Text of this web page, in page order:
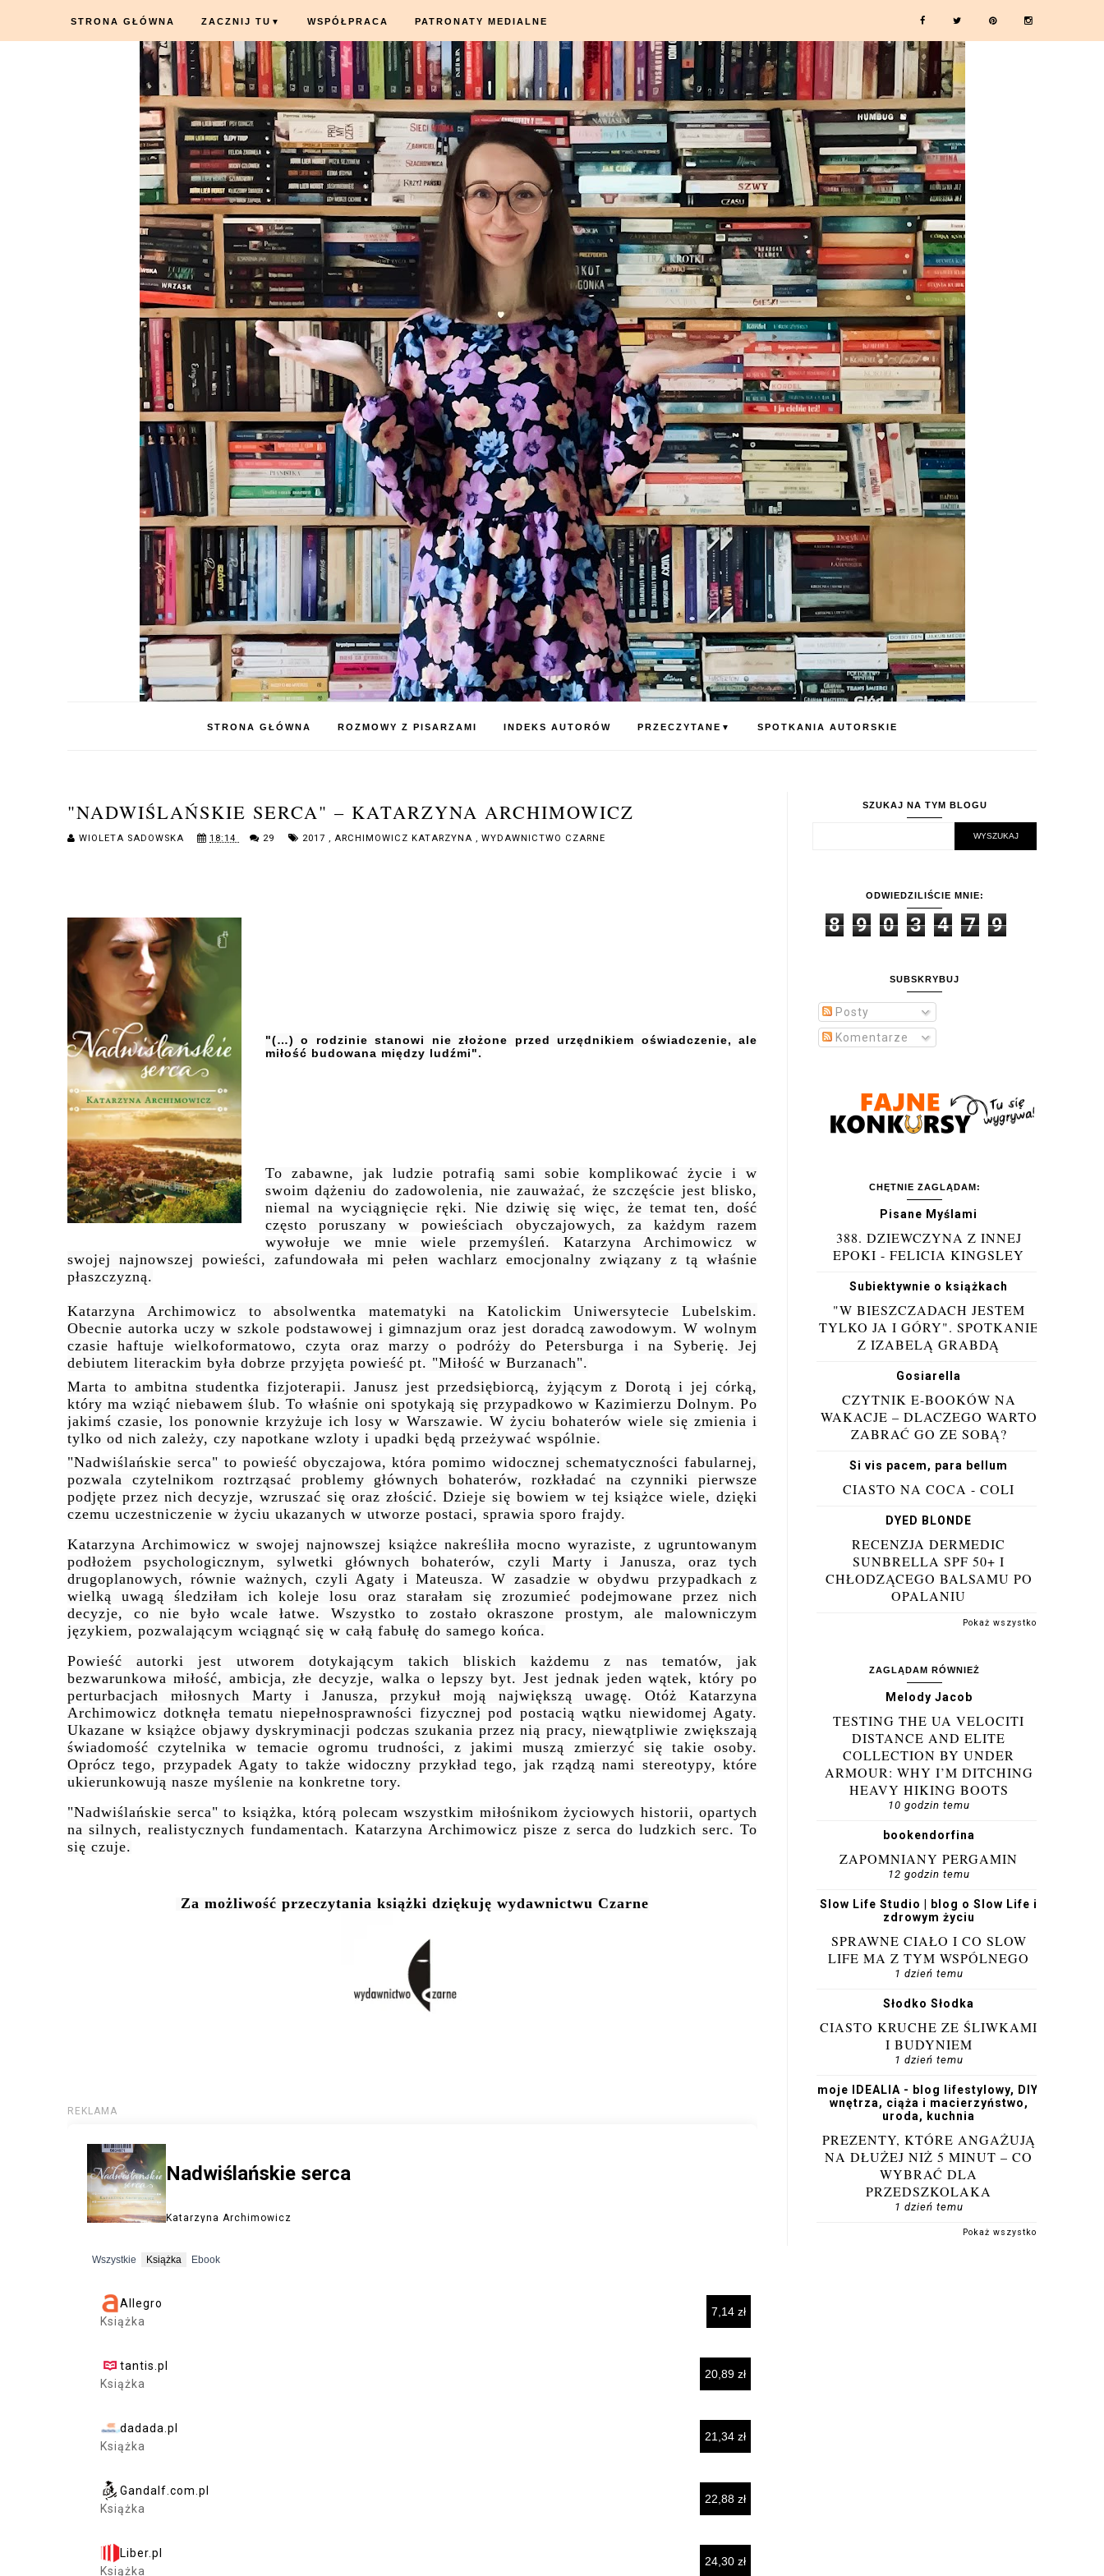
STRONA GŁÓWNA ZACZNIJ TU ▼ WSPÓŁPRACA PATRONATY MEDIALNE
STRONA GŁÓWNA ROZMOWY Z PISARZAMI INDEKS AUTORÓW PRZECZYTANE ▼ SPOTKANIA AUTORSKIE
"NADWIŚLAŃSKIE SERCA" – KATARZYNA ARCHIMOWICZ
WIOLETA SADOWSKA 18:14 29 2017 , ARCHIMOWICZ KATARZYNA , WYDAWNICTWO CZARNE
"(…) o rodzinie stanowi nie złożone przed urzędnikiem oświadczenie, ale
miłość budowana między ludźmi".
To zabawne, jak ludzie potrafią sami sobie komplikować życie i w
swoim dążeniu do zadowolenia, nie zauważać, że szczęście jest blisko,
niemal na wyciągnięcie ręki. Nie dziwię się więc, że temat ten, dość
często poruszany w powieściach obyczajowych, za każdym razem
wywołuje we mnie wiele przemyśleń. Katarzyna Archimowicz w
swojejnajnowszej powieści, zafundowała mi pełen wachlarz emocjonalny związany z tą właśnie
płaszczyzną.
Katarzyna Archimowicz to absolwentka matematyki na Katolickim Uniwersytecie Lubelskim.
Obecnie autorka uczy w szkole podstawowej i gimnazjum oraz jest doradcą zawodowym. W wolnym
czasie haftuje wielkoformatowo, czyta oraz marzy o podróży do Petersburga i na Syberię. Jej
debiutem literackim była dobrze przyjęta powieść pt. "Miłość w Burzanach".
Marta to ambitna studentka fizjoterapii. Janusz jest przedsiębiorcą, żyjącym z Dorotą i jej córką,
który ma wziąć niebawem ślub. To właśnie oni spotykają się przypadkowo w Kazimierzu Dolnym. Po
jakimś czasie, los ponownie krzyżuje ich losy w Warszawie. W życiu bohaterów wiele się zmienia i
tylko od nich zależy, czy napotkane wzloty i upadki będą przeżywać wspólnie.
"Nadwiślańskie serca" to powieść obyczajowa, która pomimo widocznej schematyczności fabularnej,
pozwala czytelnikom roztrząsać problemy głównych bohaterów, rozkładać na czynniki pierwsze
podjęte przez nich decyzje, wzruszać się oraz złościć. Dzieje się bowiem w tej książce wiele, dzięki
czemu uczestniczenie w życiu ukazanych w utworze postaci, sprawia sporo frajdy.
Katarzyna Archimowicz w swojej najnowszej książce nakreśliła mocno wyraziste, z ugruntowanym
podłożem psychologicznym, sylwetki głównych bohaterów, czyli Marty i Janusza, oraz tych
drugoplanowych, równie ważnych, czyli Agaty i Mateusza. W zasadzie w obydwu przypadkach z
wielką uwagą śledziłam ich koleje losu oraz starałam się zrozumieć podejmowane przez nich
decyzje, co nie było wcale łatwe. Wszystko to zostało okraszone prostym, ale malowniczym
językiem, pozwalającym wciągnąć się w całą fabułę do samego końca.
Powieść autorki jest utworem dotykającym takich bliskich każdemu z nas tematów, jak
bezwarunkowa miłość, ambicja, złe decyzje, walka o lepszy byt. Jest jednak jeden wątek, który po
perturbacjach miłosnych Marty i Janusza, przykuł moją największą uwagę. Otóż Katarzyna
Archimowicz dotknęła tematu niepełnosprawności fizycznej pod postacią wątku niewidomej Agaty.
Ukazane w książce objawy dyskryminacji podczas szukania przez nią pracy, niewątpliwie zwiększają
świadomość czytelnika w temacie ogromu trudności, z jakimi muszą zmierzyć się takie osoby.
Oprócz tego, przypadek Agaty to także widoczny przykład tego, jak rządzą nami stereotypy, które
ukierunkowują nasze myślenie na konkretne tory.
"Nadwiślańskie serca" to książka, którą polecam wszystkim miłośnikom życiowych historii, opartych
na silnych, realistycznych fundamentach. Katarzyna Archimowicz pisze z serca do ludzkich serc. To
się czuje.
Za możliwość przeczytania książki dziękuję wydawnictwu Czarne
SZUKAJ NA TYM BLOGU
ODWIEDZILIŚCIE MNIE:
8 9 0 3 4 7 9
SUBSKRYBUJ
Posty
Komentarze
CHĘTNIE ZAGLĄDAM:
Pisane Myślami
388. DZIEWCZYNA Z INNEJ
EPOKI - FELICIA KINGSLEY
Subiektywnie o książkach
"W BIESZCZADACH JESTEM
TYLKO JA I GÓRY". SPOTKANIE
Z IZABELĄ GRABDĄ
Gosiarella
CZYTNIK E-BOOKÓW NA
WAKACJE – DLACZEGO WARTO
ZABRAĆ GO ZE SOBĄ?
Si vis pacem, para bellum
CIASTO NA COCA - COLI
DYED BLONDE
RECENZJA DERMEDIC
SUNBRELLA SPF 50+ I
CHŁODZĄCEGO BALSAMU PO
OPALANIU
Pokaż wszystko
ZAGLĄDAM RÓWNIEŻ
Melody Jacob
TESTING THE UA VELOCITI
DISTANCE AND ELITE
COLLECTION BY UNDER
ARMOUR: WHY I’M DITCHING
HEAVY HIKING BOOTS
10 godzin temu
bookendorfina
ZAPOMNIANY PERGAMIN
12 godzin temu
Slow Life Studio | blog o Slow Life i
zdrowym życiu
SPRAWNE CIAŁO I CO SLOW
LIFE MA Z TYM WSPÓLNEGO
1 dzień temu
Słodko Słodka
CIASTO KRUCHE ZE ŚLIWKAMI
I BUDYNIEM
1 dzień temu
moje IDEALIA - blog lifestylowy, DIY,
wnętrza, ciąża i macierzyństwo,
uroda, kuchnia
PREZENTY, KTÓRE ANGAŻUJĄ
NA DŁUŻEJ NIŻ 5 MINUT – CO
WYBRAĆ DLA
PRZEDSZKOLAKA
1 dzień temu
Pokaż wszystko